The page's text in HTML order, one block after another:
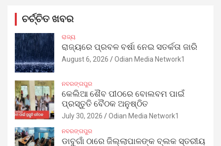
ଚର୍ଚ୍ଚିତ ଖବର
ରାଜ୍ୟ
ରାଜ୍ୟରେ ପ୍ରବଳ ବର୍ଷା ନେଇ ସତର୍କତା ଜାରି
August 6, 2026 Odian Media Network1
ନବରଙ୍ଗପୁର
କେଲିଆ ଶୈବ ପୀଠରେ ବୋଲବମ ପାଇଁ
ପ୍ରସ୍ତୁତି ବୈଠକ ଅନୁଷ୍ଠିତ
July 30, 2026 Odian Media Network1
ନବରଙ୍ଗପୁର
ଡାବୁଗାଁ ଠାରେ ଜିଲ୍ଲାପାଳଙ୍କ ବ୍ଲକ ସ୍ତରୀୟ